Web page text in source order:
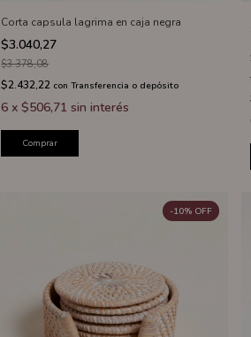
Corta capsula lagrima en caja negra
$3.040,27
$3.378,08
$2.432,22 con Transferencia o depósito
6 x$506,71 sin interés
Comprar
-10% OFF